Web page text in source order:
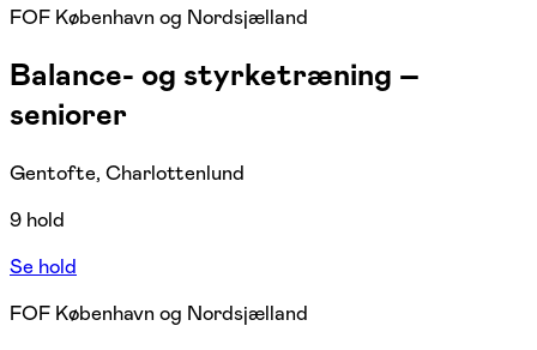
FOF København og Nordsjælland
Balance- og styrketræning –
seniorer
Gentofte, Charlottenlund
9 hold
Se hold
FOF København og Nordsjælland